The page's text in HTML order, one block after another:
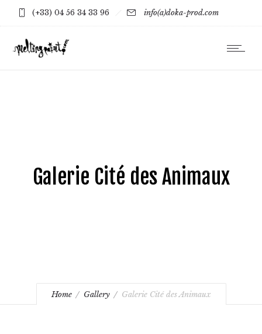
(+33) 04 56 34 33 96 info(a)doka-prod.com
Galerie Cité des Animaux
Home Gallery Galerie Cité des Animaux